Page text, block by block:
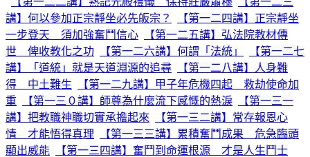
講】何以參加正宗靜坐必先皈宗？
【第一二四講】正宗靜坐
一步登天 須加強奮鬥信心
【第一二五講】弘法院教材傳
世 俾收教化之功
【第一二六講】何謂「法統」
【第一二七
講】「道統」就是天道淵源的追尋
【第一二八講】人身難
得 中土難生
【第一二九講】甲子年危機四起 救劫使命加
重
【第一三０講】師尊為什麼流下感慨的熱淚
【第一三一
講】把教職神職切實承擔起來
【第一三二講】常存報恩心
情 才能悟得真理
【第一三三講】累積奮鬥成果 危急臨頭
顯出威能
【第一三四講】奮鬥到命運根源 才是人生鬥士